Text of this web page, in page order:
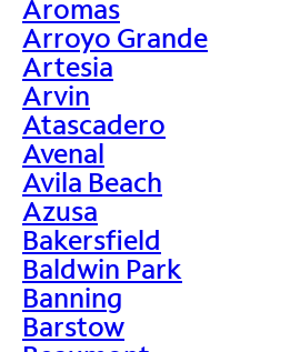
Aromas
Arroyo Grande
Artesia
Arvin
Atascadero
Avenal
Avila Beach
Azusa
Bakersfield
Baldwin Park
Banning
Barstow